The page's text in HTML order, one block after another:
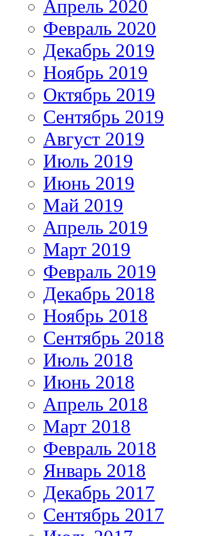
Апрель 2020
Февраль 2020
Декабрь 2019
Ноябрь 2019
Октябрь 2019
Сентябрь 2019
Август 2019
Июль 2019
Июнь 2019
Май 2019
Апрель 2019
Март 2019
Февраль 2019
Декабрь 2018
Ноябрь 2018
Сентябрь 2018
Июль 2018
Июнь 2018
Апрель 2018
Март 2018
Февраль 2018
Январь 2018
Декабрь 2017
Сентябрь 2017